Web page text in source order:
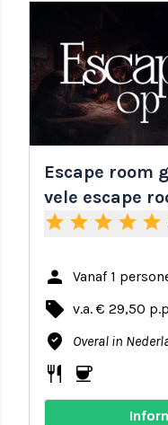
Escape room
vele escape
star star star star star
person Vanaf 1
local_offer v.a. € 29,50
where_to_vote Overal in
restaurant coffee